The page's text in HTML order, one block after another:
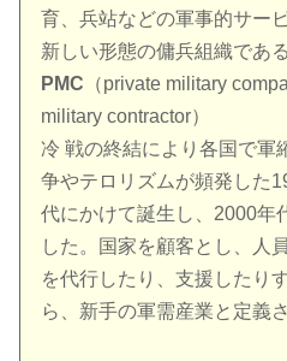
育、兵站などの軍事的サー
新しい形態の傭兵組織である
PMC （private military
military contractor）
冷 戦の終結により各国で軍
争やテロリズムが頻発した
代にかけて誕生し、2000年
した。国家を顧客とし、人
を代行したり、支援したり
ら、新手の軍需産業と定義